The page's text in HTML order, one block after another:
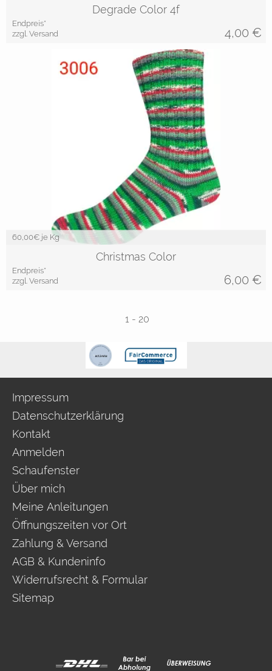
Degrade Color 4f
Endpreis*
zzgl. Versand
4,00 €
60,00€ je Kg
Christmas Color
Endpreis*
zzgl. Versand
6,00 €
1- 20
Impressum
Datenschutzerklärung
Kontakt
Anmelden
Schaufenster
Über mich
Meine Anleitungen
Öffnungszeiten vor Ort
Zahlung & Versand
AGB & Kundeninfo
Widerrufsrecht & Formular
Sitemap